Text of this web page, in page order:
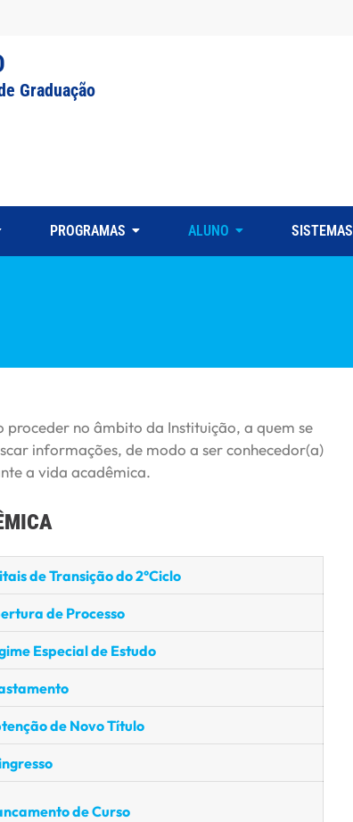
Graduação
PROGRAMAS ALUNO SISTEMAS
no âmbito da Instituição, a quem se
informações, de modo a ser conhecedor(a)
a vida acadêmica.
de Transição do 2°Ciclo
de Processo
Especial de Estudo
de Novo Título
de Curso